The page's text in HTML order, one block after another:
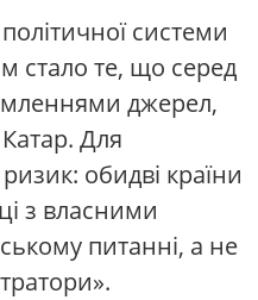
системи
стало те, що серед
джерел,
Для
обидві країни
з власними
питанні, а не